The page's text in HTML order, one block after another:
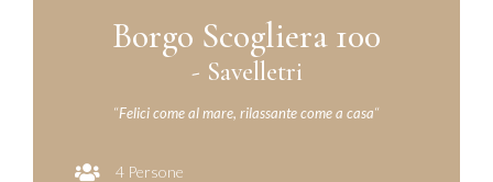
Borgo Scogliera 100
- Savelletri
“Felici come al mare, rilassante come a casa“
4 Persone